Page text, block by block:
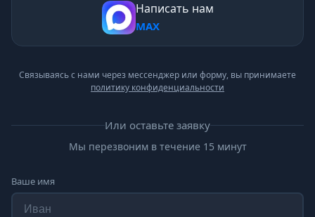
Написать нам
MAX
Связываясь с нами через мессенджер или форму, вы принимаете
политику конфиденциальности
Или оставьте заявку
Мы перезвоним в течение 15 минут
Ваше имя